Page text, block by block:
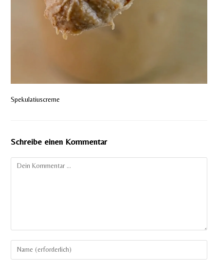
Spekulatiuscreme
Schreibe einen Kommentar
Kommentar
Gib
deinen